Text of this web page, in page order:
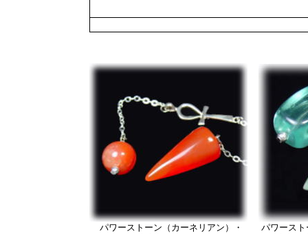
パワーストーン（カーネリアン）・
パワース